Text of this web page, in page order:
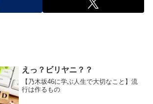
えっ？ビリヤニ？？
【乃木坂46に学ぶ人生で大切なこと】流
行は作るもの